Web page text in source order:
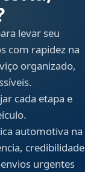
levar seu
com rapidez na
organizado,
cada etapa e
automotiva na
credibilidade
urgentes